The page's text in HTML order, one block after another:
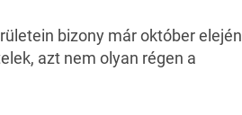
bizony már október elején
azt nem olyan régen a